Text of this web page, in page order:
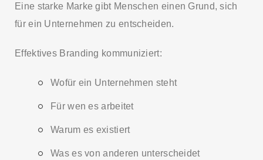
Eine starke Marke gibt Menschen einen Grund, sich
für ein Unternehmen zu entscheiden.
Effektives Branding kommuniziert:
Wofür ein Unternehmen steht
Für wen es arbeitet
Warum es existiert
Was es von anderen unterscheidet